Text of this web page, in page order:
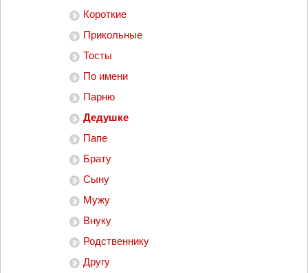
Короткие
Прикольные
Тосты
По имени
Парню
Дедушке
Папе
Брату
Сыну
Мужу
Внуку
Родственнику
Другу